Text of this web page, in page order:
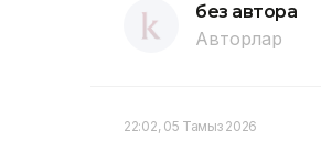
без автора
Авторлар
22:02, 05 Тамыз 2026